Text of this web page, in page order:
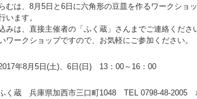
むは、8月5日と6日に六角形の豆皿を作るワークショ
います。
みは、直接主催者の「ふく蔵」さんまでご連絡くださ
ワークショップですので、お気軽にご参加ください。
年8月5日(土)、6日(日) 13：00～16：00
く蔵 兵庫県加西市三口町1048 TEL 0798-48-2005